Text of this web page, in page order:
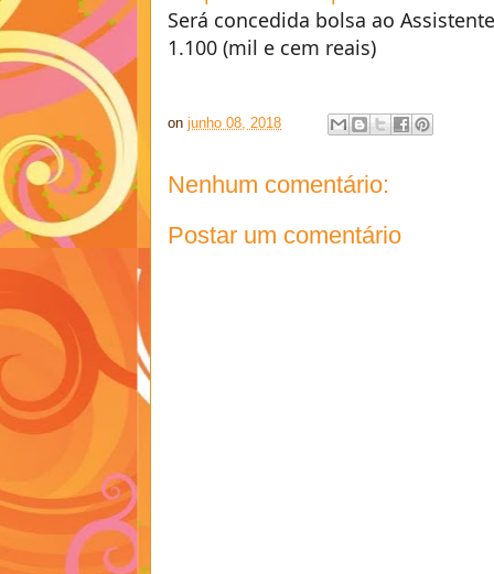
Será concedida bolsa ao
1.100 (mil e cem reais)
on junho 08, 2018
Nenhum comentário:
Postar um comentário